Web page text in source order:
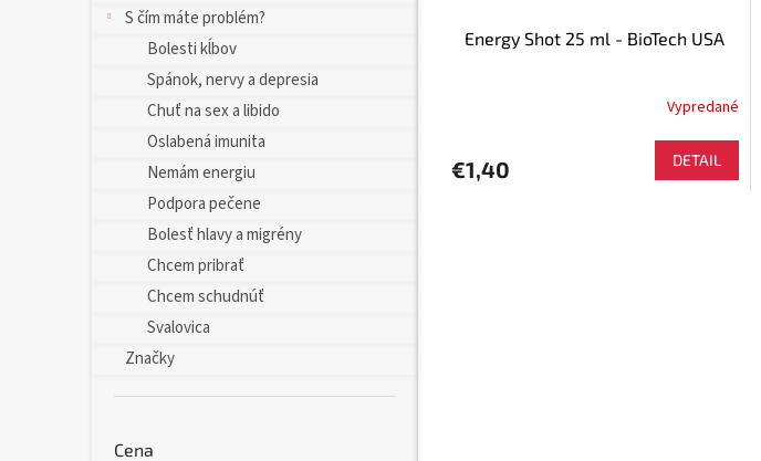
S čím máte problém?
Bolesti kĺbov
Spánok, nervy a depresia
Chuť na sex a libido
Oslabená imunita
Nemám energiu
Podpora pečene
Bolesť hlavy a migrény
Chcem pribrať
Chcem schudnúť
Svalovica
Značky
Cena
Energy Shot 25 ml - BioTech USA
Vypredané
€1,40 DETAIL